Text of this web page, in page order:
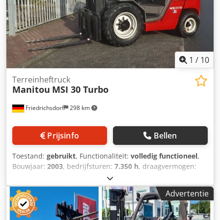
1 / 10
Friedrichsdorf 298 km
Terreinheftruck
Manitou MSI 30 Turbo
Prijsinfo Bellen
Toestand: gebruikt, Functionaliteit: volledig functioneel,
Bouwjaar: 2003, bedrijfsturen: 7.350 h, draagvermogen:
4.000 mm
brandstoftype:diesel, masttype:Simplex, bouwhoogte:
2.755 mm
, vermogen:38 kW (51,67 pk),
vorkenbordbreedte: 1.260 mm, vorklengte: 1.200 mm,
leeggewicht:5.500 kg, totale lengte:4.080 mm,
Advertentie